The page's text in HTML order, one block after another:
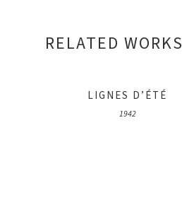
RELATED WORKS
LIGNES D’ÉTÉ
1942